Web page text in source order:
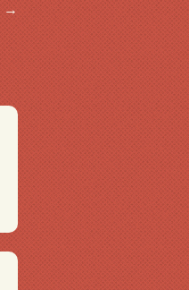
→